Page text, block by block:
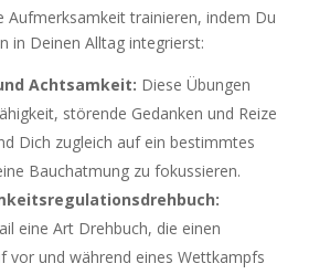
Aufmerksamkeit trainieren, indem Du
in Deinen Alltag integrierst:
Achtsamkeit: Diese Übungen
störende Gedanken und Reize
Dich zugleich auf ein bestimmtes
Bauchatmung zu fokussieren.
eine Art Drehbuch, die einen
vor und während eines Wettkampfs